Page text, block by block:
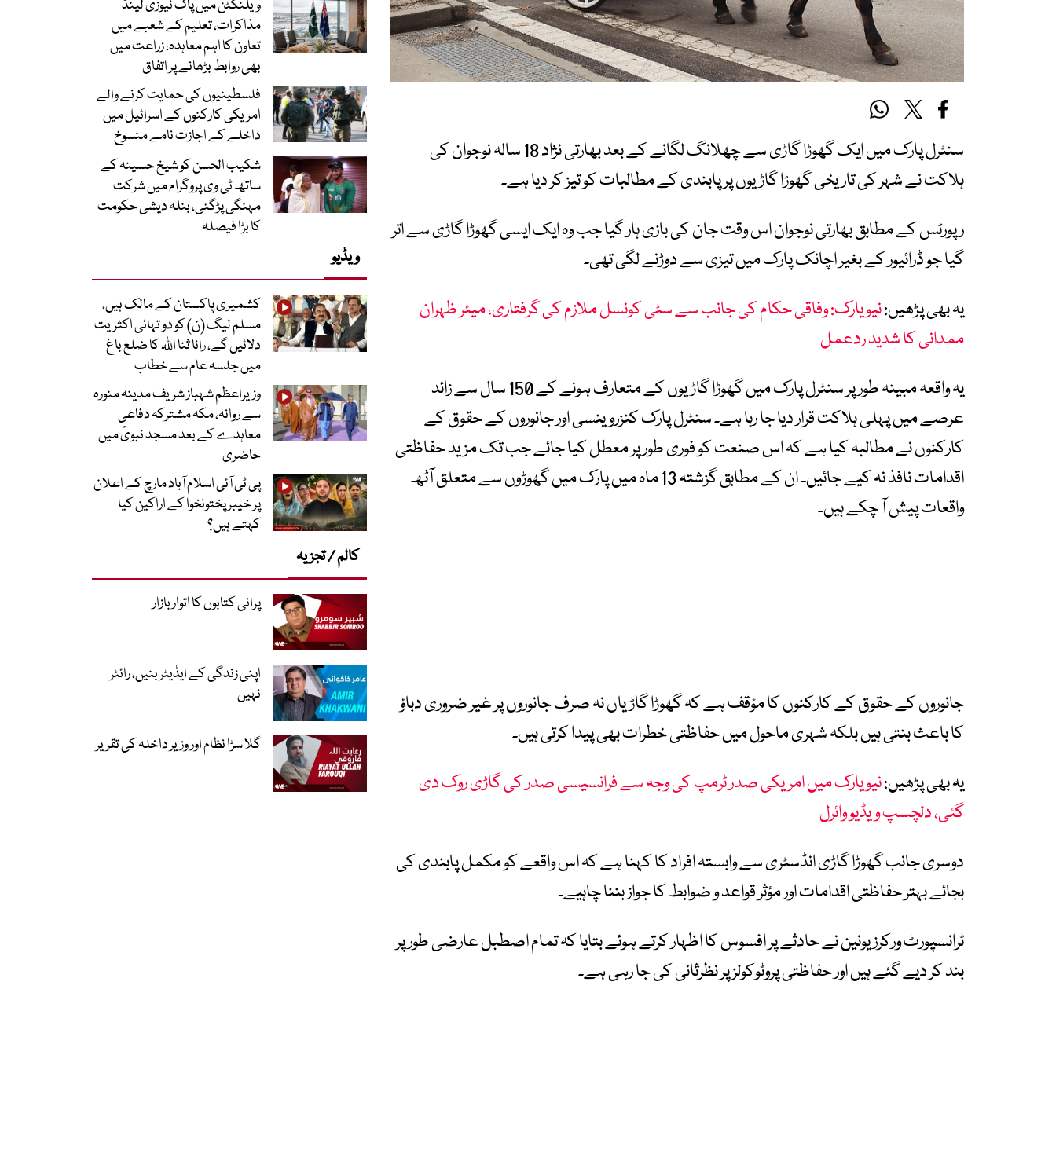
سنٹرل پارک میں ایک گھوڑا گاڑی سے چھلانگ لگانے کے بعد بھارتی نژاد 18 سالہ نوجوان کی
ہلاکت نے شہر کی تاریخی گھوڑا گاڑیوں پر پابندی کے مطالبات کو تیز کر دیا ہے۔
رپورٹس کے مطابق بھارتی نوجوان اس وقت جان کی بازی ہار گیا جب وہ ایک ایسی گھوڑا گاڑی سے اتر
گیا جو ڈرائیور کے بغیر اچانک پارک میں تیزی سے دوڑنے لگی تھی۔
یہ بھی پڑھیں:نیو یارک: وفاقی حکام کی جانب سے سٹی کونسل ملازم کی گرفتاری، میئر ظہران
ممدانی کا شدید ردعمل
یہ واقعہ مبینہ طور پر سنٹرل پارک میں گھوڑا گاڑیوں کے متعارف ہونے کے 150 سال سے زائد
عرصے میں پہلی ہلاکت قرار دیا جا رہا ہے۔ سنٹرل پارک کنزروینسی اور جانوروں کے حقوق کے
کارکنوں نے مطالبہ کیا ہے کہ اس صنعت کو فوری طور پر معطل کیا جائے جب تک مزید حفاظتی
اقدامات نافذ نہ کیے جائیں۔ ان کے مطابق گزشتہ 13 ماہ میں پارک میں گھوڑوں سے متعلق آٹھ
واقعات پیش آ چکے ہیں۔
جانوروں کے حقوق کے کارکنوں کا مؤقف ہے کہ گھوڑا گاڑیاں نہ صرف جانوروں پر غیر ضروری دباؤ
کا باعث بنتی ہیں بلکہ شہری ماحول میں حفاظتی خطرات بھی پیدا کرتی ہیں۔
یہ بھی پڑھیں:نیو یارک میں امریکی صدر ٹرمپ کی وجہ سے فرانسیسی صدر کی گاڑی روک دی
گئی، دلچسپ ویڈیو وائرل
دوسری جانب گھوڑا گاڑی انڈسٹری سے وابستہ افراد کا کہنا ہے کہ اس واقعے کو مکمل پابندی کی
بجائے بہتر حفاظتی اقدامات اور مؤثر قواعد و ضوابط کا جواز بننا چاہیے۔
ٹرانسپورٹ ورکرز یونین نے حادثے پر افسوس کا اظہار کرتے ہوئے بتایا کہ تمام اصطبل عارضی طور پر
بند کر دیے گئے ہیں اور حفاظتی پروٹوکولز پر نظرثانی کی جا رہی ہے۔
ویلنگٹن میں پاک نیوزی لینڈ
مذاکرات، تعلیم کے شعبے میں
تعاون کا اہم معاہدہ، زراعت میں
بھی روابط بڑھانے پر اتفاق
فلسطینیوں کی حمایت کرنے والے
امریکی کارکنوں کے اسرائیل میں
داخلے کے اجازت نامے منسوخ
شکیب الحسن کو شیخ حسینہ کے
ساتھ ٹی وی پروگرام میں شرکت
مہنگی پڑگئی، بنلہ دیشی حکومت
کا بڑا فیصلہ
ویڈیو
کشمیری پاکستان کے مالک ہیں،
مسلم لیگ (ن) کو دو تہائی اکثریت
دلائیں گے، رانا ثنا اللہ کا ضلع باغ
میں جلسہ عام سے خطاب
وزیراعظم شہباز شریف مدینہ منورہ
سے روانہ، مکہ مشترکہ دفاعی
معاہدے کے بعد مسجد نبویؐ میں
حاضری
پی ٹی آئی اسلام آباد مارچ کے اعلان
پر خیبر پختونخوا کے اراکین کیا
کہتے ہیں؟
کالم / تجزیہ
پرانی کتابوں کا اتوار بازار
اپنی زندگی کے ایڈیٹر بنیں، رائٹر
نہیں
گلا سڑا نظام اور وزیر داخلہ کی تقریر